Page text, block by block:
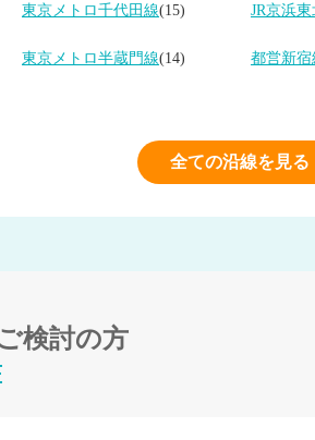
東京メトロ千代田線(15) JR京浜東
東京メトロ半蔵門線(14) 都営新宿
全ての沿線を見
検討の方